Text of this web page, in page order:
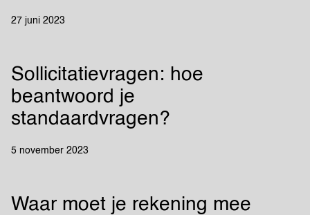
27 juni 2023
Sollicitatievragen: hoe
beantwoord je
standaardvragen?
5 november 2023
Waar moet je rekening mee